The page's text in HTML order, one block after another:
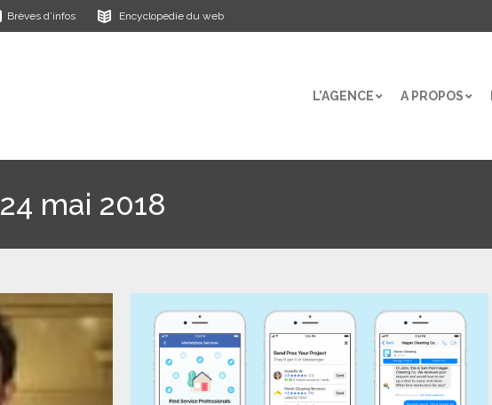
Brèves d’infos Encyclopedie du web
L’AGENCE A PROPOS
24 mai 2018